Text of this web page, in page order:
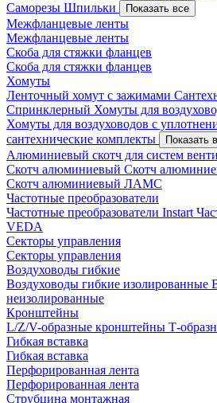
Саморезы Шпильки Показать все
Межфланцевые ленты
Межфланцевые ленты
Скоба для стяжки фланцев
Скоба для стяжки фланцев
Хомуты
Ленточный хомут с зажимами
Спринклерный Хомуты для
Хомуты для воздуховодов с
сантехнические комплекты
Показать
Алюминиевый скотч для систем
Скотч алюминиевый Скотч
Скотч алюминиевый ЛАМС
Частотные преобразователи
Частотные преобразователи Instart
VEDA
Секторы управления
Секторы управления
Воздуховоды гибкие
Воздуховоды гибкие изолированные
неизолированные
Кронштейны
L/Z/V-образные кронштейны Т-
Гибкая вставка
Гибкая вставка
Перфорированная лента
Перфорированная лента
Струбцина монтажная